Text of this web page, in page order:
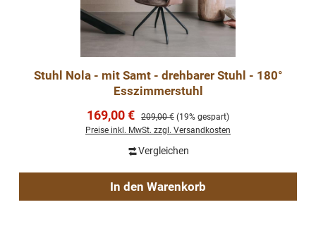
Stuhl Nola - mit Samt - drehbarer Stuhl - 180°
Esszimmerstuhl
Verkaufspreis:
169,00 € Regulärer Preis:
209,00 € (19% gespart)
Preise inkl. MwSt. zzgl. Versandkosten
Vergleichen
In den Warenkorb